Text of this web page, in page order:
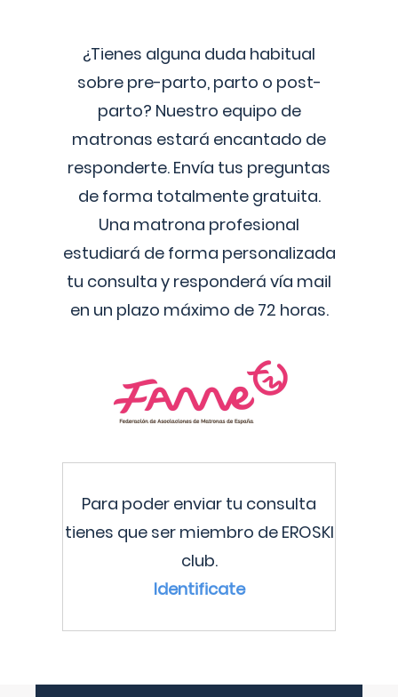
¿Tienes alguna duda habitual
sobre pre-parto, parto o post-
parto? Nuestro equipo de
matronas estará encantado de
responderte. Envía tus preguntas
de forma totalmente gratuita.
Una matrona profesional
estudiará de forma personalizada
tu consulta y responderá vía mail
en un plazo máximo de 72 horas.
Para poder enviar tu consulta
tienes que ser miembro de EROSKI
club.
Identificate